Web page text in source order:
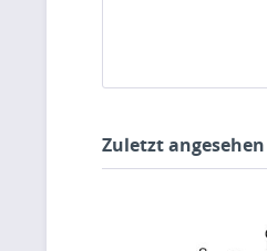
Zuletzt angesehen